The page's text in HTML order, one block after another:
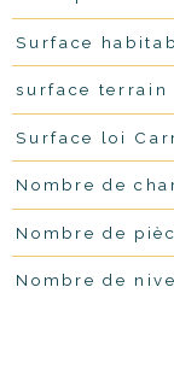
Surface
surface terrain
Surface loi
Nombre de
Nombre de
Nombre de